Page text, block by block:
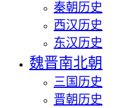
秦朝历史
西汉历史
东汉历史
魏晋南北朝
三国历史
晋朝历史